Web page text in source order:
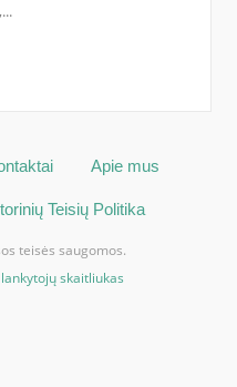
Apie mus
Teisių Politika
teisės saugomos.